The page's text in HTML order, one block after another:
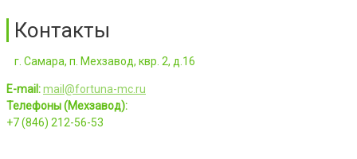
Контакты
г. Самара, п. Мехзавод, квр. 2, д.16
E-mail:mail@fortuna-mc.ru
Телефоны (Мехзавод):
+7 (846) 212-56-53